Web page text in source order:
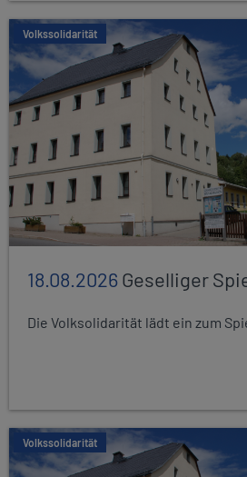
Volkssolidarität
18.08.2026Geselliger
Die Volksolidarität lädt ein zum
Volkssolidarität